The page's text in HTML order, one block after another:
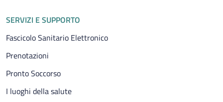
SERVIZI E SUPPORTO
Fascicolo Sanitario Elettronico
Prenotazioni
Pronto Soccorso
I luoghi della salute